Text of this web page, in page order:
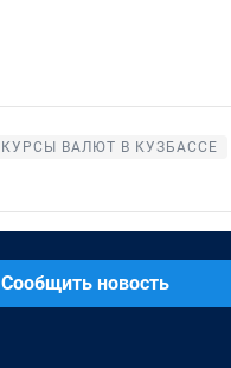
КУРСЫ ВАЛЮТ В КУЗБАССЕ
Сообщить новость